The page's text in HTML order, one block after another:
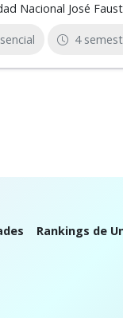
Nacional José
4
Rankings de